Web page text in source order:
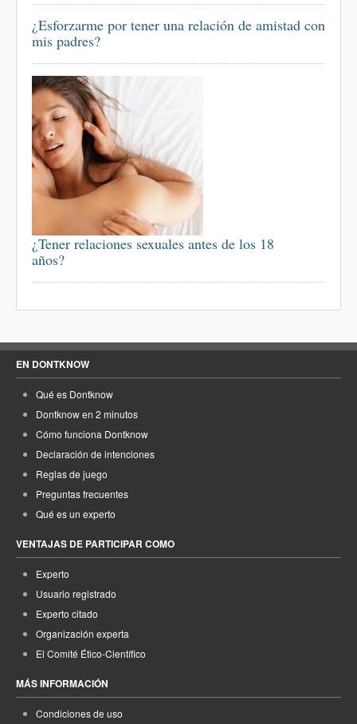
¿Esforzarme por tener una relación de amistad con
mis padres?
¿Tener relaciones sexuales antes de los 18
años?
EN DONTKNOW
Qué es Dontknow
Dontknow en 2 minutos
Cómo funciona Dontknow
Declaración de intenciones
Reglas de juego
Preguntas frecuentes
Qué es un experto
VENTAJAS DE PARTICIPAR COMO
Experto
Usuario registrado
Experto citado
Organización experta
El Comité Ético-Científico
MÁS INFORMACIÓN
Condiciones de uso